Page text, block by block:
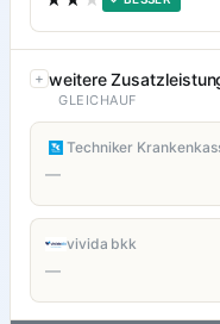
weitere
GLEICHAUF
Techniker
—
vivida bkk
—